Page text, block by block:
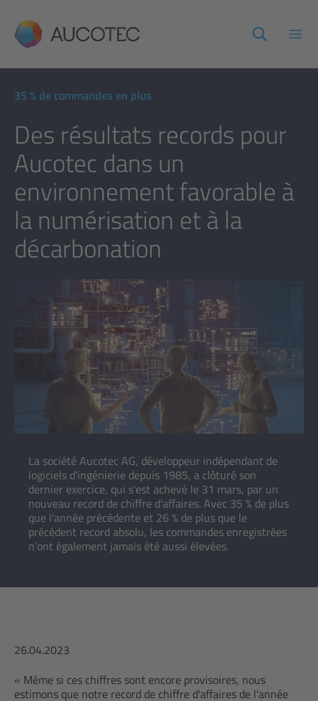
AUCOTEC
35 % de commandes en plus
Des résultats records pour
Aucotec dans un
environnement favorable à
la numérisation et à la
décarbonation
La société Aucotec AG, développeur indépendant de
logiciels d'ingénierie depuis 1985, a clôturé son
dernier exercice, qui s'est achevé le 31 mars, par un
nouveau record de chiffre d'affaires. Avec 35 % de plus
que l'année précédente et 26 % de plus que le
précédent record absolu, les commandes enregistrées
n'ont également jamais été aussi élevées.
26.04.2023
« Même si ces chiffres sont encore provisoires, nous
estimons que notre record de chiffre d'affaires de l'année